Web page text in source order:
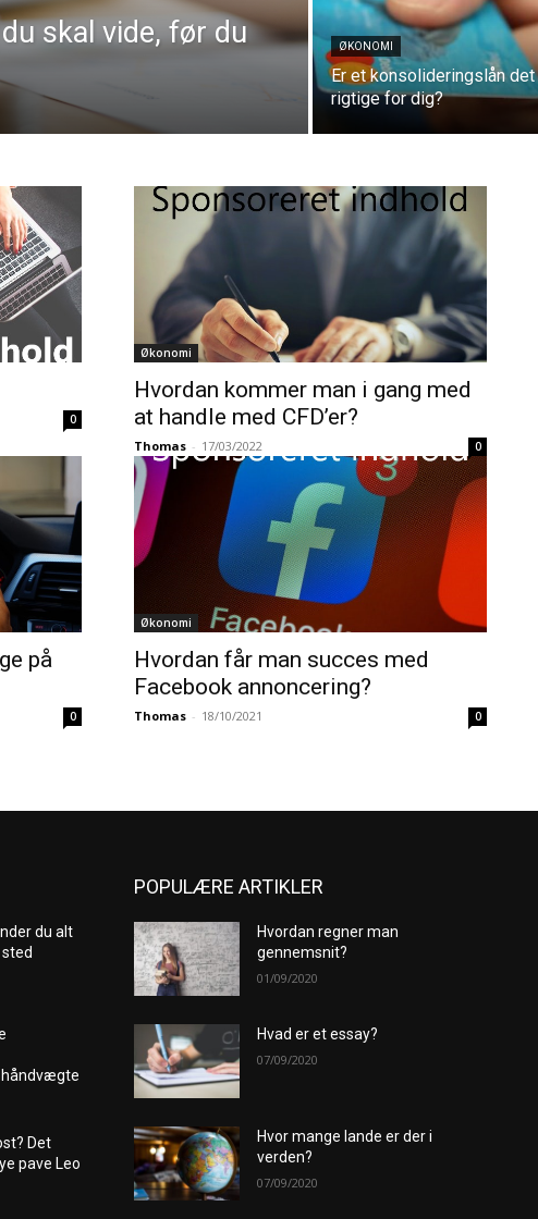
skal vide, før du
ØKONOMI
Er et konsolideringslån det
rigtige for dig?
0
Økonomi
Hvordan kommer man i gang med
at handle med CFD’er?
Thomas - 17/03/2022 0
på
0
Økonomi
Hvordan får man succes med
Facebook annoncering?
Thomas - 18/10/2021 0
du alt
Det
pave Leo
POPULÆRE ARTIKLER
Hvordan regner man
gennemsnit?
01/09/2020
Hvad er et essay?
07/09/2020
Hvor mange lande er der i
verden?
07/09/2020